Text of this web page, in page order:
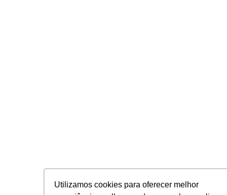
Utilizamos cookies para oferecer melhor